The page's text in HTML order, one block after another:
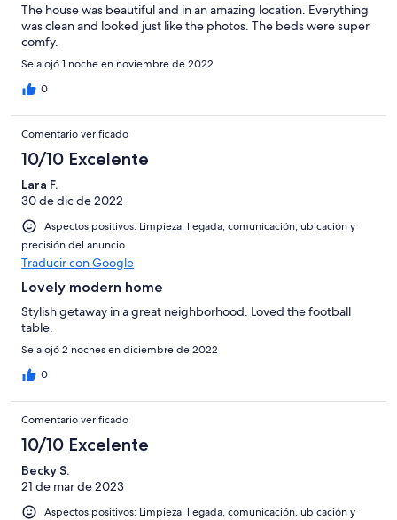
The house was beautiful and in an amazing location. Everything
was clean and looked just like the photos. The beds were super
comfy.
Se alojó 1 noche en noviembre de 2022
0
Comentario verificado
10/10 Excelente
Lara F.
30 de dic de 2022
Aspectos positivos: Limpieza, llegada, comunicación, ubicación y
precisión del anuncio
Traducir con Google
Lovely modern home
Stylish getaway in a great neighborhood. Loved the football
table.
Se alojó 2 noches en diciembre de 2022
0
Comentario verificado
10/10 Excelente
Becky S.
21 de mar de 2023
Aspectos positivos: Limpieza, llegada, comunicación, ubicación y